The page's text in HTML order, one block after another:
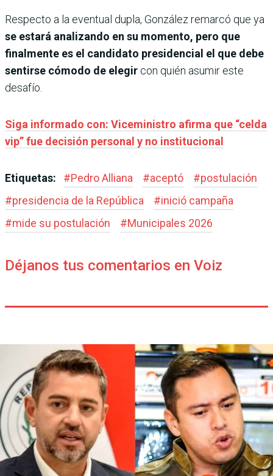
Respecto a la eventual dupla, González remarcó que ya
se estará analizando en su momento, pero que
finalmente es el candidato presidencial el que debe
sentirse cómodo de elegir con quién asumir este
desafío.
Siga informado con: Viceministro afirma que “celda
vip” fue decisión personal y no institucional
Etiquetas: #Pedro Alliana #aceptó #postulación
#presidencia de la República #inició campaña
#mide su postulación #Municipales 2026
Déjanos tus comentarios en Voiz